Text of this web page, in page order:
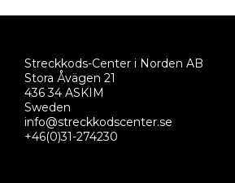
Streckkods-Center i Norden AB
Stora Åvägen 21
436 34 ASKIM
Sweden
info@streckkodscenter.se
+46(0)31-274230